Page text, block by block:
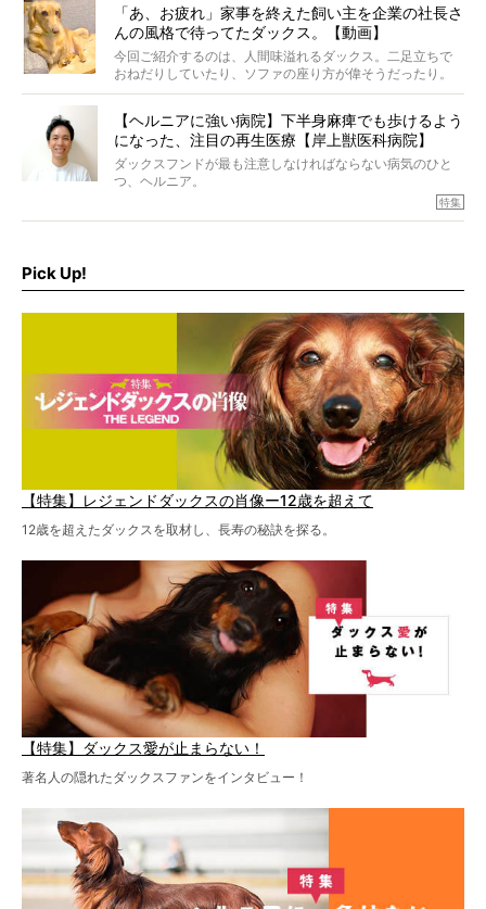
「あ、お疲れ」家事を終えた飼い主を企業の社長さ
んの風格で待ってたダックス。【動画】
今回ご紹介するのは、人間味溢れるダックス。二足立ちで
おねだりしていたり、ソファの座り方が偉そうだったり。
今にも言葉を発しそうなダックスの姿は、もう人間にしか
【ヘルニアに強い病院】下半身麻痺でも歩けるよう
になった、注目の再生医療【岸上獣医科病院】
ダックスフンドが最も注意しなければならない病気のひと
つ、ヘルニア。
特集『ヘルニアに、負けない』では、ヘルニアに強い動物
を点滴投与する治療により、歩けなかった子が投与37日で
特集
Pick Up!
【特集】レジェンドダックスの肖像ー12歳を超えて
12歳を超えたダックスを取材し、長寿の秘訣を探る。
【特集】ダックス愛が止まらない！
著名人の隠れたダックスファンをインタビュー！